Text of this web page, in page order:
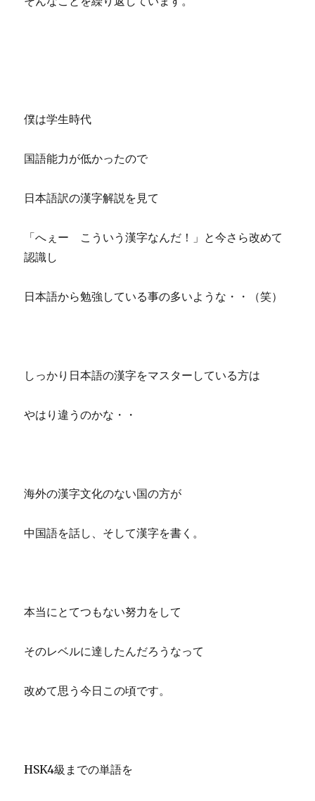
僕は学生時代
国語能力が低かったので
日本語訳の漢字解説を見て
「へぇー こういう漢字なんだ！」と今さら改めて
認識し
日本語から勉強している事の多いような・・（笑）
しっかり日本語の漢字をマスターしている方は
やはり違うのかな・・
海外の漢字文化のない国の方が
中国語を話し、そして漢字を書く。
本当にとてつもない努力をして
そのレベルに達したんだろうなって
改めて思う今日この頃です。
HSK4級までの単語を